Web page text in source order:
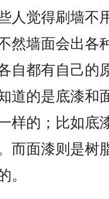
人觉得刷墙不
然墙面会出各
自都有自己的
道的是底漆和
样的；比如底
而面漆则是树
。